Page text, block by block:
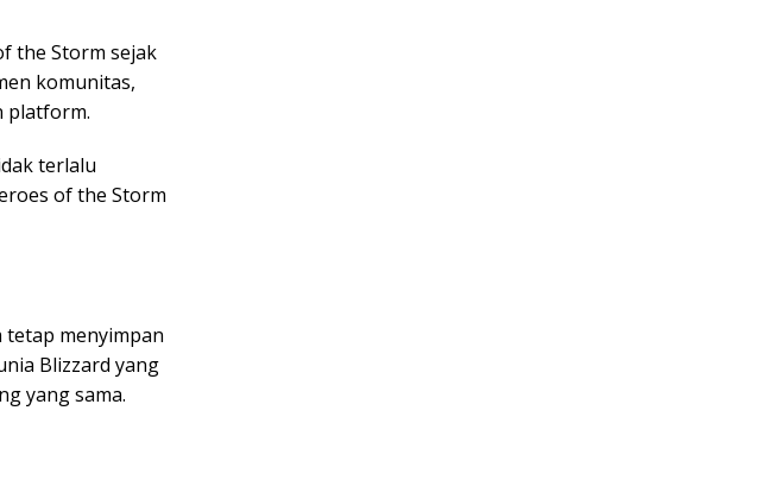
the Storm sejak
komunitas,
platform.
terlalu
of the Storm
menyimpan
Blizzard yang
yang sama.